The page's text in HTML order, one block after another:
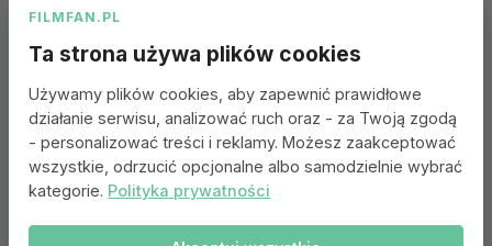
Sci-Fi 2026
Animacje 2026
Romantyczne 2026
FILMFAN.PL
Ta strona używa plików cookies
Używamy plików cookies, aby zapewnić prawidłowe
działanie serwisu, analizować ruch oraz - za Twoją zgodą
- personalizować treści i reklamy. Możesz zaakceptować
wszystkie, odrzucić opcjonalne albo samodzielnie wybrać
kategorie. Polityka prywatności